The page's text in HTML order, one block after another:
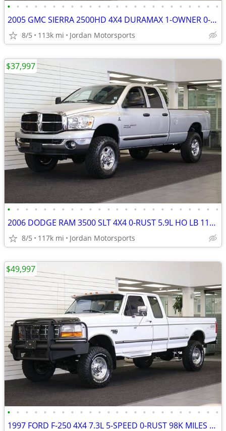
• • • • • • • • • • • • • • • • • • • • • • • •
2005 GMC SIERRA 2500HD 4X4 DURAMAX 1-OWNER 0-RUST silverado 2006 2004
8/5 113k mi Jordan Motorsports
• • • • • • • • • • • • • • • • • • • • • • • •
2006 DODGE RAM 3500 SLT 4X4 0-RUST 5.9L HO LB 117K 2500 2007 2005 2004
8/5 117k mi Jordan Motorsports
$37,997
• • • • • • • • • • • • • • • • • • • • • • • •
1997 FORD F-250 4X4 7.3L 5-SPEED 0-RUST 98K MILES F250 F350 1996 1995
$49,997